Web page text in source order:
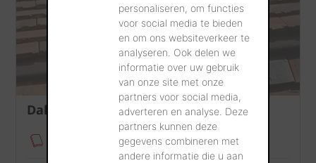
personaliseren, om functies
voor social media te bieden
en om ons websiteverkeer te
analyseren. Ook delen we
informatie over uw gebruik
van onze site met onze
partners voor social media,
adverteren en analyse. Deze
partners kunnen deze
gegevens combineren met
andere informatie die u aan
Dak
Verankeringsmodule